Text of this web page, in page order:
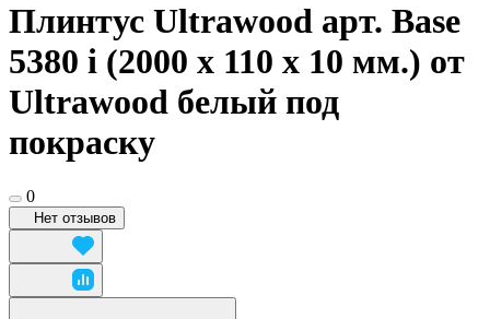
Плинтус Ultrawood арт. Base
5380 i (2000 x 110 x 10 мм.) от
Ultrawood белый под
покраску
0
Нет отзывов